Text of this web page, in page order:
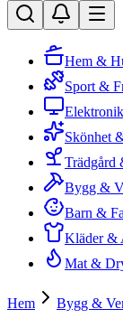
Hem &
Sport &
Skönhet
Trädgård
Bygg &
Barn &
Kläder &
Mat &
Hem Bygg &